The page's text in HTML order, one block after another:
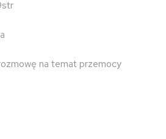
na temat przemocy